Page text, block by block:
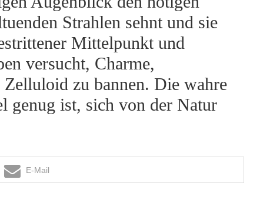
Strahlen sehnt und sie
Mittelpunkt und
versucht, Charme,
zu bannen. Die wahre
genug ist, sich von der Natur
E-Mail